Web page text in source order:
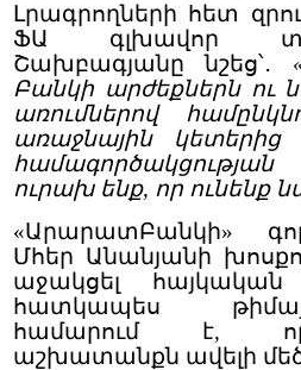
Լրագրողների հետ
ՖԱ գլխավոր
Շախբագյանը նշեց՝․
Բանկի արժեքներն
առումներով
առաջնային
ուրախ ենք, որ ունենք
«ԱրարատԲանկի»
Մհեր Անանյանի
աջակցել հայկական
հատկապես
համարում է,
աշխատանքն ավելի մեծ